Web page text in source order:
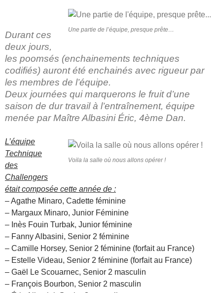
Une partie de l’équipe, presque prête…
Durant ces
deux jours,
les poomsés (enchainements techniques
codifiés) auront été enchainés avec rigueur par
les membres de l’équipe.
Deux journées qui marquerons le fruit d’une
saison de dur travail à l’entraînement, équipe
menée par Maître Albasini Éric, 4ème Dan.
Voila la salle où nous allons opérer !
L’équipe
Technique
des
Challengers
était composée cette année de :
– Agathe Minaro, Cadette féminine
– Margaux Minaro, Junior Féminine
– Inès Fouin Turbak, Junior féminine
– Fanny Albasini, Senior 2 féminine
– Camille Horsey, Senior 2 féminine (forfait au France)
– Estelle Videau, Senior 2 féminine (forfait au France)
– Gaël Le Scouarnec, Senior 2 masculin
– François Bourbon, Senior 2 masculin